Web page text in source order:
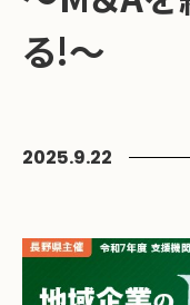
キーワードか
る!～
2025.9.22